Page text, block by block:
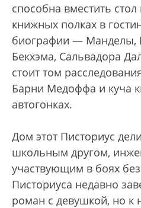
способна вместить
книжных полках в
биографии — Манделы,
Бекхэма, Сальвадора
стоит том
Барни Медоффа и куча
автогонках.
Дом этот Писториус
школьным другом,
участвующим в боях
Писториуса недавно
роман с девушкой, но к